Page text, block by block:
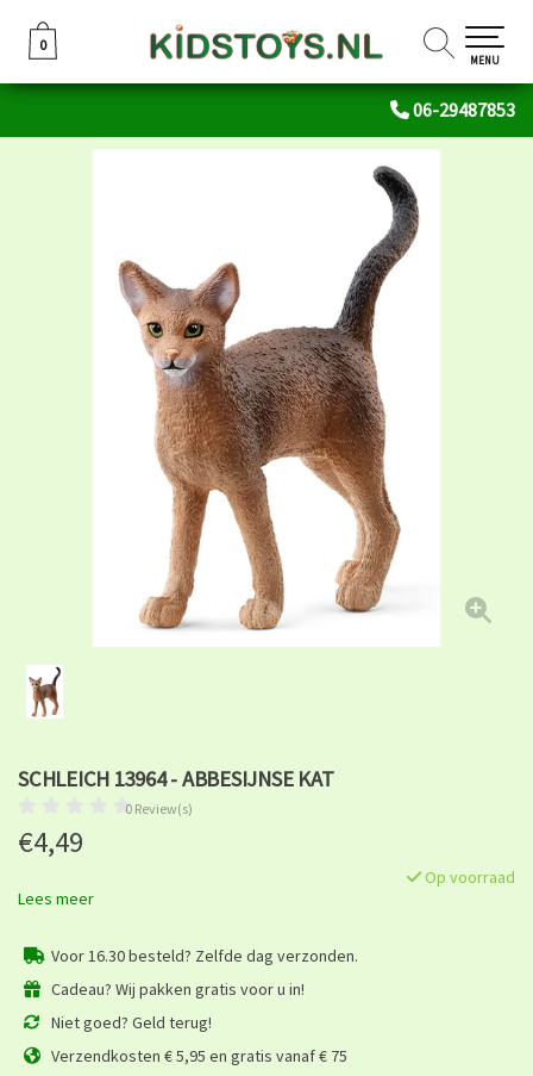
06-29487853
0
0
MENU
SCHLEICH 13964 - ABBESIJNSE KAT
0 Review(s)
€4,49
Op voorraad
Lees meer
Voor 16.30 besteld? Zelfde dag verzonden.
Cadeau? Wij pakken gratis voor u in!
Niet goed? Geld terug!
Verzendkosten € 5,95 en gratis vanaf € 75